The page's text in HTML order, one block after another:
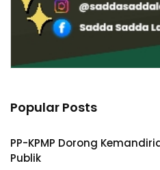
Popular Posts
PP-KPMP Dorong
Publik